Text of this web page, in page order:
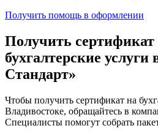
Получить помощь в оформлении
Получить сертификат
бухгалтерские
Стандарт»
Чтобы получить сертификат на
Владивостоке, обращайтесь в
Специалисты помогут собрать